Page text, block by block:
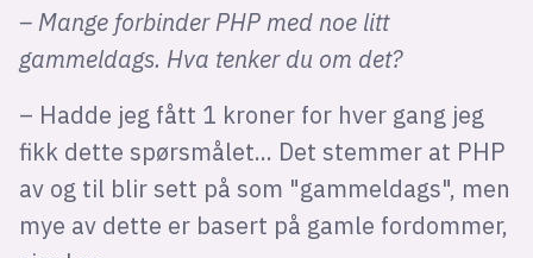
– Mange forbinder PHP med noe litt
gammeldags. Hva tenker du om det?
– Hadde jeg fått 1 kroner for hver gang jeg
fikk dette spørsmålet... Det stemmer at PHP
av og til blir sett på som "gammeldags", men
mye av dette er basert på gamle fordommer,